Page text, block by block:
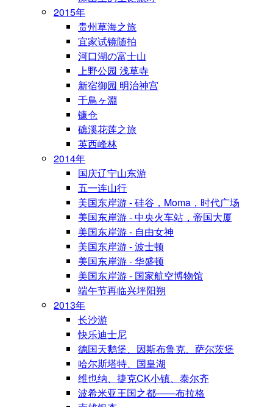
2015年
贵州草海之旅
宜家试镜随拍
河口湖の富士山
上野公园 浅草寺
新宿御园 明治神宫
千鳥ヶ淵
镰仓
礁溪花莲之旅
英西峰林
2014年
国庆辽宁山东游
五一连山行
美国东岸游 - 硅谷，Moma，时代广场
美国东岸游 - 中央火车站，帝国大厦
美国东岸游 - 自由女神
美国东岸游 - 波士顿
美国东岸游 - 华盛顿
美国东岸游 - 国家航空博物馆
端午节再临兴坪阳朔
2013年
长沙游
快乐迪士尼
德国天鹅堡、因斯布鲁克、萨尔茨堡
哈尔斯塔特、国皇湖
维也纳、捷克CK小镇、泰尔齐
波希米亚王国之都——布拉格